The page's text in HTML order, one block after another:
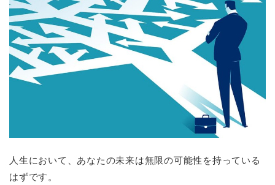
人生において、あなたの未来は無限の可能性を持っている
はずです。